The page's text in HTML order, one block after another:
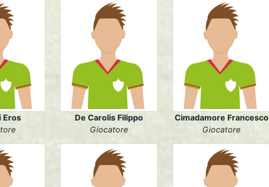
Eros
De Carolis Filippo
Giocatore
Cimadamore Francesco
Giocatore